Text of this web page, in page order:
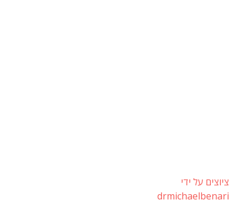
ציוצים על ידי
drmichaelbenari